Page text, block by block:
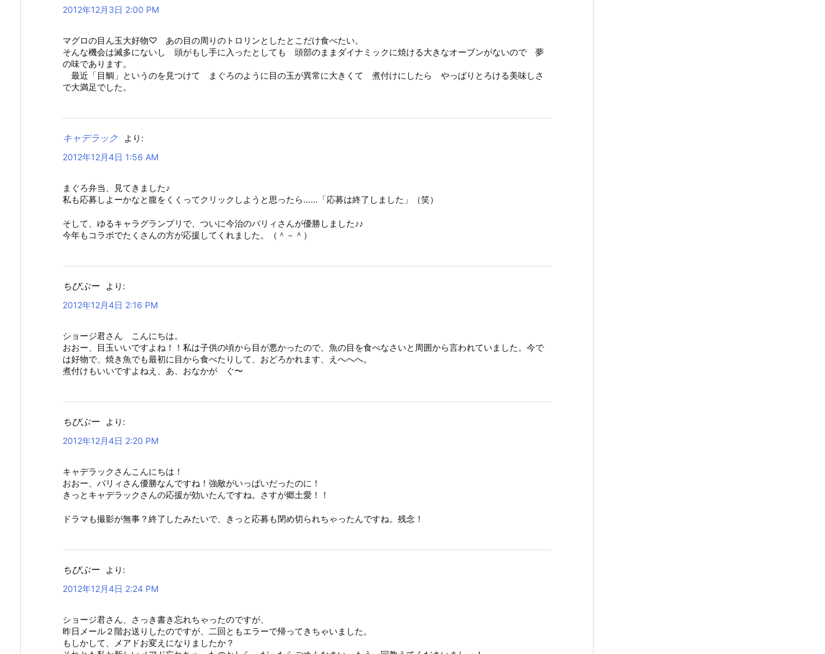
2012年12月3日 2:00 PM
マグロの目ん玉大好物♡ あの目の周りのトロリンとしたとこだけ食べたい。
そんな機会は滅多にないし 頭がもし手に入ったとしても 頭部のままダイナミックに焼ける大きなオーブンがないので 夢
の味であります。
最近「目鯛」というのを見つけて まぐろのように目の玉が異常に大きくて 煮付けにしたら やっぱりとろける美味しさ
で大満足でした。
キャデラック
より:
2012年12月4日 1:56 AM
まぐろ弁当、見てきました♪
私も応募しよーかなと腹をくくってクリックしようと思ったら……「応募は終了しました」（笑）
そして、ゆるキャラグランプリで、ついに今治のバリィさんが優勝しました♪♪
今年もコラボでたくさんの方が応援してくれました。（＾－＾）
ちびぶー
より:
2012年12月4日 2:16 PM
ショージ君さん こんにちは。
おおー、目玉いいですよね！！私は子供の頃から目が悪かったので、魚の目を食べなさいと周囲から言われていました。今で
は好物で、焼き魚でも最初に目から食べたりして、おどろかれます、えへへへ。
煮付けもいいですよねえ、あ、おなかが ぐ〜
ちびぶー
より:
2012年12月4日 2:20 PM
キャデラックさんこんにちは！
おおー、バリィさん優勝なんですね！強敵がいっぱいだったのに！
きっとキャデラックさんの応援が効いたんですね。さすが郷土愛！！
ドラマも撮影が無事？終了したみたいで、きっと応募も閉め切られちゃったんですね。残念！
ちびぶー
より:
2012年12月4日 2:24 PM
ショージ君さん、さっき書き忘れちゃったのですが、
昨日メール２階お送りしたのですが、二回ともエラーで帰ってきちゃいました。
もしかして、メアドお変えになりましたか？